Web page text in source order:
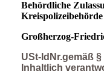
Behördliche
Großherzog-
USt-IdNr.gemäß §
Inhaltlich